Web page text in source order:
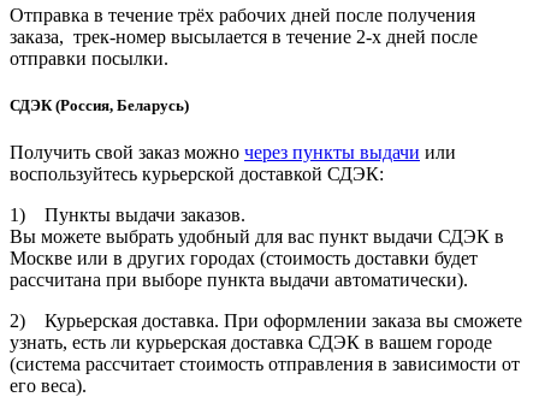
Отправка в течение трёх рабочих дней после получения
заказа, трек-номер высылается в течение 2-х дней после
отправки посылки.
СДЭК (Россия, Беларусь)
Получить свой заказ можно через пункты выдачи или
воспользуйтесь курьерской доставкой СДЭК:
1) Пункты выдачи заказов.
Вы можете выбрать удобный для вас пункт выдачи СДЭК в
Москве или в других городах (стоимость доставки будет
рассчитана при выборе пункта выдачи автоматически).
2) Курьерская доставка. При оформлении заказа вы сможете
узнать, есть ли курьерская доставка СДЭК в вашем городе
(система рассчитает стоимость отправления в зависимости от
его веса).